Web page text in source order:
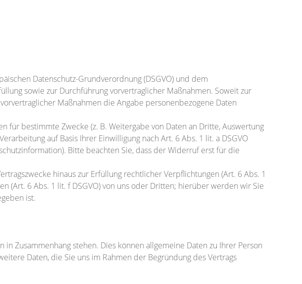
Datenschutz-Grundverordnung (DSGVO) und dem
sowie zur Durchführung vorvertraglicher Maßnahmen. Soweit zur
Maßnahmen die Angabe personenbezogene Daten
für bestimmte Zwecke (z. B. Weitergabe von Daten an Dritte, Auswertung
auf Basis Ihrer Einwilligung nach Art. 6 Abs. 1 lit. a DSGVO
Bitte beachten Sie, dass der Widerruf erst für die
hinaus zur Erfüllung rechtlicher Verpflichtungen (Art. 6 Abs. 1
(Art. 6 Abs. 1 lit. f DSGVO) von uns oder Dritten; hierüber werden wir Sie
ist.
Zusammenhang stehen. Dies können allgemeine Daten zu Ihrer Person
Daten, die Sie uns im Rahmen der Begründung des Vertrags